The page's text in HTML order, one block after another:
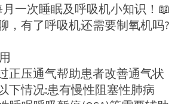
月一次睡眠及呼吸机小知识！📖
，有了呼吸机还需要制氧机吗?
正压通气帮助患者改善通气状
下情况:患有慢性阻塞性肺病